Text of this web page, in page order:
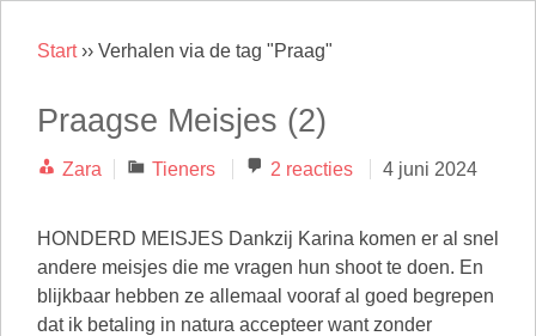
Start›› Verhalen via de tag "Praag"
Praagse Meisjes (2)
Zara Categorieën
Tieners 2 reacties 4 juni 2024
HONDERD MEISJES Dankzij Karina komen er al snel
andere meisjes die me vragen hun shoot te doen. En
blijkbaar hebben ze allemaal vooraf al goed begrepen
dat ik betaling in natura accepteer want zonder